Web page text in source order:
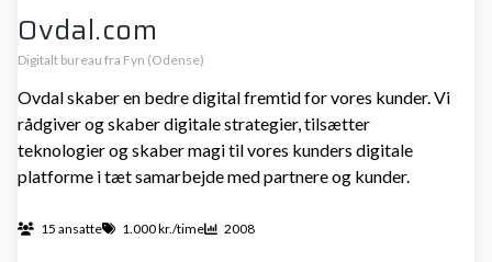
Ovdal.com
Digitalt bureau fra Fyn (Odense)
Ovdal skaber en bedre digital fremtid for vores kunder. Vi
rådgiver og skaber digitale strategier, tilsætter
teknologier og skaber magi til vores kunders digitale
platforme i tæt samarbejde med partnere og kunder.
15 ansatte 1.000 kr./time 2008